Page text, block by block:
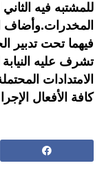
للمشتبه فيه
المخدرات.وأضاف
فيهما تحت تدبير
تشرف عليه
الامتدادات
كافة الأفعال